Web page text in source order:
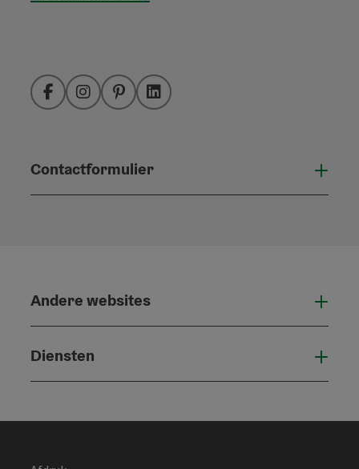
FacebookInstagramPinterestLinkedIn
Contactformulier
Andere websites
Diensten